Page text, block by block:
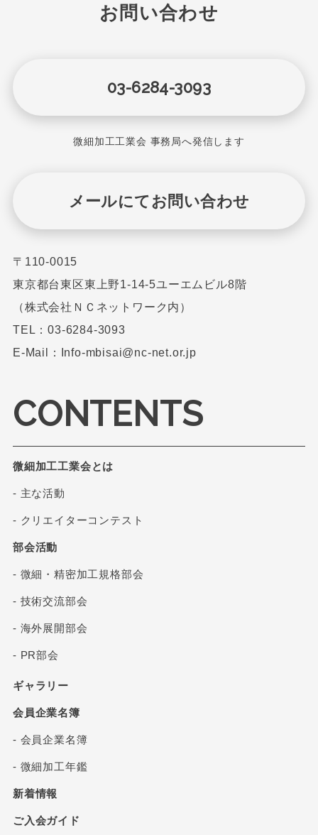
〒110-0015
東京都台東区東上野1-14-5ユーエムビル8階
（株式会社ＮＣネットワーク内）
TEL：03-6284-3093
E-Mail：Info-mbisai@nc-net.or.jp
CONTENTS
微細加工工業会とは
- 主な活動
- クリエイターコンテスト
部会活動
- 微細・精密加工規格部会
- 技術交流部会
- 海外展開部会
- PR部会
ギャラリー
会員企業名簿
- 会員企業名簿
- 微細加工年鑑
新着情報
ご入会ガイド
お問い合わせ
03-6284-3093
微細加工工業会 事務局へ発信します
メールにてお問い合わせ